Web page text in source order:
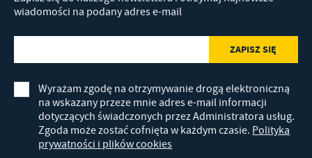
wiadomości na podany adres e-mail
Wyrażam zgodę na otrzymywanie drogą elektroniczną
na wskazany przeze mnie adres e-mail informacji
dotyczących świadczonych przez Administratora usług.
Zgoda może zostać cofnięta w każdym czasie. Polityka
prywatności i plików cookies